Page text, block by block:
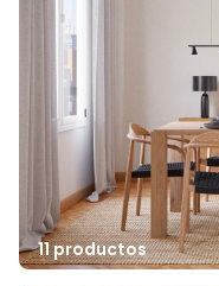
11 productos